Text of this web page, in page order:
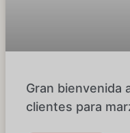
Gran bienvenida
clientes para